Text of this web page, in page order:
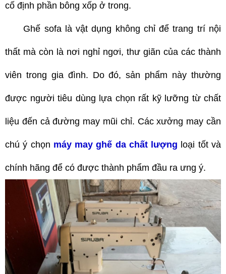
cố định phần bông xốp ở trong.
Ghế sofa là vật dụng không chỉ để trang trí nội
thất mà còn là nơi nghỉ ngơi, thư giãn của các thành
viên trong gia đình. Do đó, sản phẩm này thường
được người tiêu dùng lựa chọn rất kỹ lưỡng từ chất
liệu đến cả đường may mũi chỉ. Các xưởng may cần
chú ý chọn máy may ghế da chất lượng loại tốt và
chính hãng để có được thành phẩm đầu ra ưng ý.